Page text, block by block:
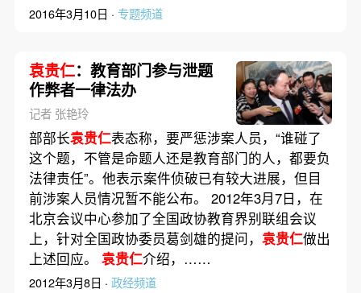
2016年3月10日 · 专题频道
袁贵仁：教育部门参与泄题
作弊者一律法办
记者 张艳玲
部部长袁贵仁表态称，要严惩涉案人员，“谁碰了
这个题，不管是命题人还是教育部门的人，都要负
法律责任”。他表示案件侦破已有较大进展，但目
前涉案人员情况暂不能公布。 2012年3月7日，在
北京会议中心参加了全国政协教育界别联组会议
上，针对全国政协委员葛剑雄的提问， 袁贵仁做出
上述回应。 袁贵仁介绍，……
2012年3月8日 · 政经频道